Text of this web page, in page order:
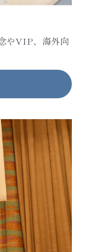
やVIP、海外向